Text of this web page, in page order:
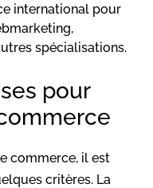
international pour
spécialisations.
pour
commerce, il est
critères. La